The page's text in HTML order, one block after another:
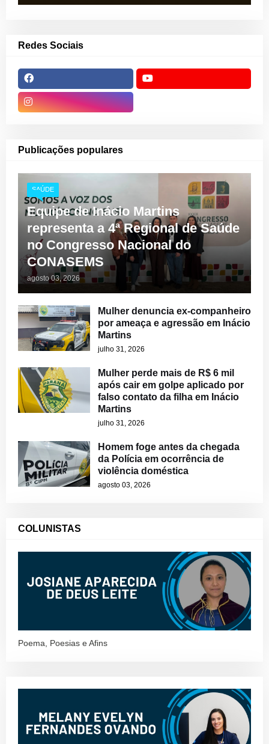
Redes Sociais
Publicações populares
SAÚDE
Equipe de Inácio Martins
representa a 4ª Regional de Saúde
no Congresso Nacional do
CONASEMS
agosto 03, 2026
Mulher denuncia ex-companheiro
por ameaça e agressão em Inácio
Martins
julho 31, 2026
Mulher perde mais de R$ 6 mil
após cair em golpe aplicado por
falso contato da filha em Inácio
Martins
julho 31, 2026
Homem foge antes da chegada
da Polícia em ocorrência de
violência doméstica
agosto 03, 2026
COLUNISTAS
Poema, Poesias e Afins